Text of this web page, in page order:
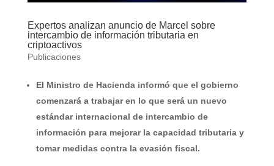
Expertos analizan anuncio de Marcel sobre
intercambio de información tributaria en
criptoactivos
Publicaciones
El Ministro de Hacienda informó que el gobierno
comenzará a trabajar en lo que será un nuevo
estándar internacional de intercambio de
información para mejorar la capacidad tributaria y
tomar medidas contra la evasión fiscal.